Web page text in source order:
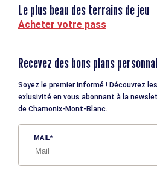
Le plus beau des terrains de jeu
Acheter votre pass
Recevez des bons plans
Soyez le premier informé ! Découvrez
exlusivité en vous abonnant à la
de Chamonix-Mont-Blanc.
MAIL